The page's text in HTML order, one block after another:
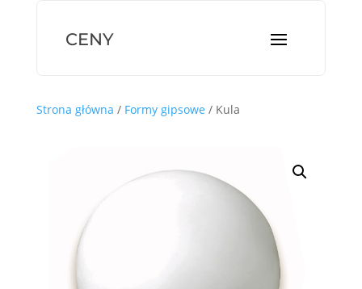
Strona główna / Formy gipsowe / Kula